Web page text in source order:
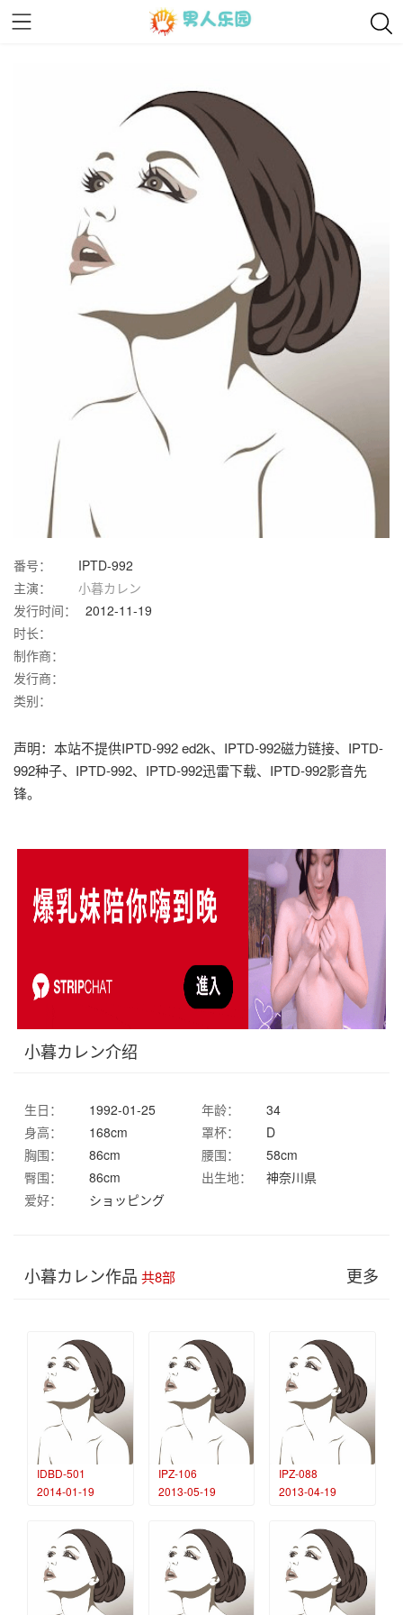
番号：
IPTD-992
主演：
小暮カレン
发行时间：
2012-11-19
时长：
制作商：
发行商：
类别：
声明：本站不提供IPTD-992 ed2k、IPTD-992磁力链接、IPTD-
992种子、IPTD-992、IPTD-992迅雷下载、IPTD-992影音先
锋。
小暮カレン介绍
生日： 1992-01-25 年龄：
34
身高：
168cm 罩杯：
D
胸围：
86cm 腰围：
58cm
臀围：
86cm 出生地：
神奈川県
爱好：
ショッピング
更多
小暮カレン作品 共8部
IDBD-501
2014-01-19
IPZ-106
2013-05-19
IPZ-088
2013-04-19